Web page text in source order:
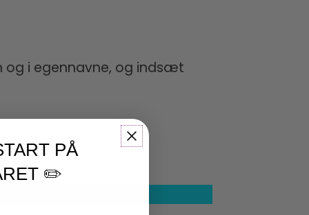
i egennavne, og indsæt
PÅ
✏️